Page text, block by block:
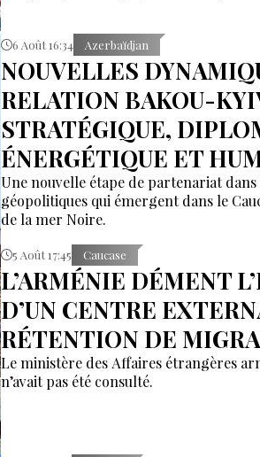
6 Août 16:34 Azerbaïdjan
NOUVELLES
RELATION BAKOU-
STRATÉGIQUE,
ÉNERGÉTIQUE ET
Une nouvelle étape de partenariat
géopolitiques qui émergent dans le
de la mer Noire.
5 Août 17:45 Caucase
L’ARMÉNIE DÉMENT
D’UN CENTRE
RÉTENTION DE
Le ministère des Affaires étrangères
n’avait pas été consulté.